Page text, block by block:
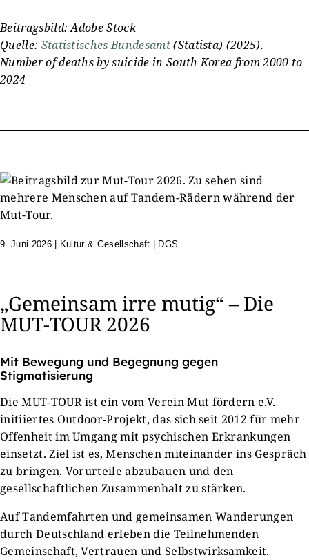
Beitragsbild: Adobe Stock
Quelle: Statistisches Bundesamt(Statista) (2025).
Number of deaths by suicide in South Korea from 2000 to
2024
9. Juni 2026| Kultur & Gesellschaft | DGS
„Gemeinsam irre mutig“ – Die
MUT-TOUR 2026
Mit Bewegung und Begegnung gegen
Stigmatisierung
Die MUT-TOUR ist ein vom Verein Mut fördern e.V.
initiiertes Outdoor-Projekt, das sich seit 2012 für mehr
Offenheit im Umgang mit psychischen Erkrankungen
einsetzt. Ziel ist es, Menschen miteinander ins Gespräch
zu bringen, Vorurteile abzubauen und den
gesellschaftlichen Zusammenhalt zu stärken.
Auf Tandemfahrten und gemeinsamen Wanderungen
durch Deutschland erleben die Teilnehmenden
Gemeinschaft, Vertrauen und Selbstwirksamkeit.